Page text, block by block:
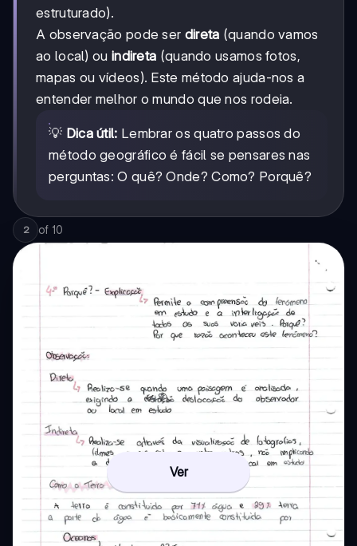
estruturado).
A observação pode ser direta (quando vamos
ao local) ou indireta (quando usamos fotos,
mapas ou vídeos). Este método ajuda-nos a
entender melhor o mundo que nos rodeia.
💡 Dica útil: Lembrar os quatro passos do
método geográfico é fácil se pensares nas
perguntas: O quê? Onde? Como? Porquê?
2 of 10
Ver